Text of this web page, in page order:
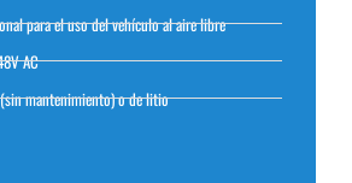
para el uso del vehículo al aire libre
AC
mantenimiento) o de litio